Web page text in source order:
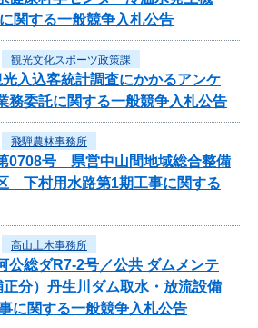
関する一般競争入札公告
観光文化スポーツ政策課
入込客統計調査にかかるアンケ
務委託に関する一般競争入札公告
飛騨農林事務所
0708号 県営中山間地域総合整備
下村用水路第1期工事に関する
高山土木事務所
公総ダR7-2号／公共 ダムメンテ
分）丹生川ダム取水・放流設備
に関する一般競争入札公告